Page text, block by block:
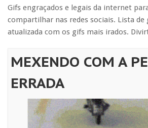
Gifs engraçados e legais da internet
compartilhar nas redes sociais. Lista de
atualizada com os gifs mais irados.
MEXENDO COM A
ERRADA